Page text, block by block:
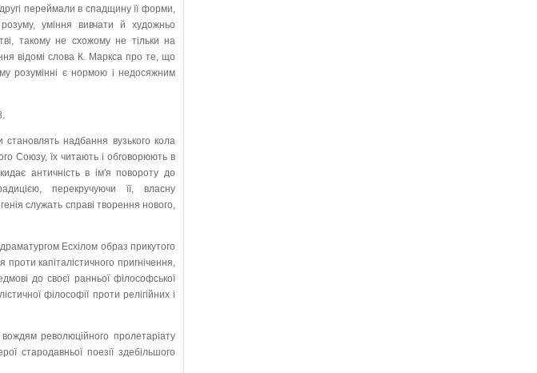
переймали в спадщину її форми,
уміння вивчати й художньо
такому не схожому не тільки на
відомі слова К. Маркса про те, що
розумінні є нормою і недосяжним
становлять надбання вузького кола
Союзу, їх читають і обговорюють в
античність в ім'я повороту до
перекручуючи її, власну
служать справі творення нового,
Есхілом образ прикутого
капіталістичного пригнічення,
до своєї ранньої філософської
філософії проти релігійних і
революційного пролетаріату
стародавньої поезії здебільшого